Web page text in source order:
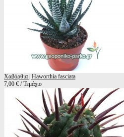
Χαβόρθια | Haworthia fasciata
7,00 € / Τεμάχιο